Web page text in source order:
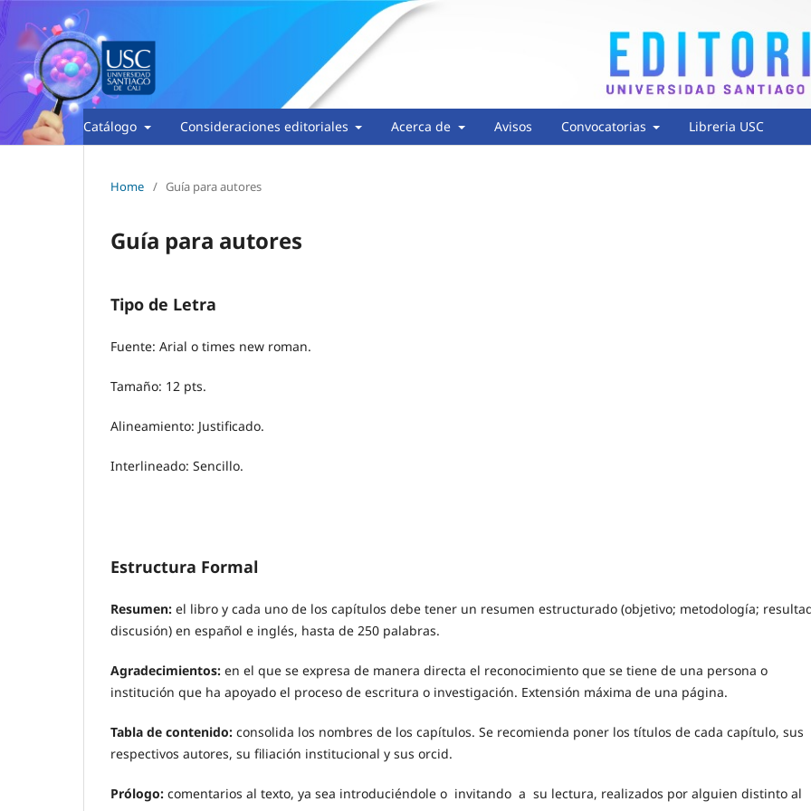
Catálogo Consideraciones editoriales Acerca de Avisos Convocatorias Libreria USC
Home / Guía para autores
Guía para autores
Tipo de Letra
Fuente: Arial o times new roman.
Tamaño: 12 pts.
Alineamiento: Justificado.
Interlineado: Sencillo.
Estructura Formal
Resumen: el libro y cada uno de los capítulos debe tener un resumen estructurado (objetivo; metodología;
discusión) en español e inglés, hasta de 250 palabras.
Agradecimientos: en el que se expresa de manera directa el reconocimiento que se tiene de una persona o
institución que ha apoyado el proceso de escritura o investigación. Extensión máxima de una página.
Tabla de contenido: consolida los nombres de los capítulos. Se recomienda poner los títulos de cada capítulo, sus
respectivos autores, su filiación institucional y sus orcid.
Prólogo: comentarios al texto, ya sea introduciéndole o invitando a su lectura, realizados por alguien distinto al